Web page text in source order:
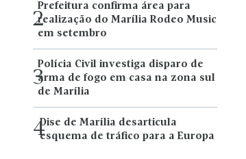
2
Prefeitura confirma área para
realização do Marília Rodeo Music
em setembro
3
Polícia Civil investiga disparo de
arma de fogo em casa na zona sul
de Marília
4Dise de Marília desarticula
esquema de tráfico para a Europa